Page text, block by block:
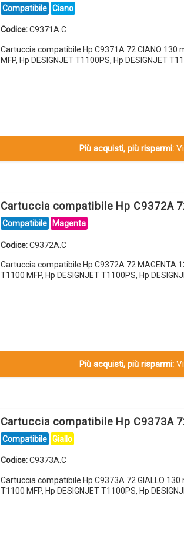
Compatibile Ciano
Codice:C9371A.C
Cartuccia compatibile Hp C9371A 72 CIANO 130
MFP, Hp DESIGNJET T1100PS, Hp DESIGNJET
Più acquisti, più risparmi:
Cartuccia compatibile Hp C9372A
Compatibile Magenta
Codice:C9372A.C
Cartuccia compatibile Hp C9372A 72 MAGENTA
T1100 MFP, Hp DESIGNJET T1100PS, Hp
Più acquisti, più risparmi:
Cartuccia compatibile Hp C9373A
Compatibile Giallo
Codice:C9373A.C
Cartuccia compatibile Hp C9373A 72 GIALLO 130
T1100 MFP, Hp DESIGNJET T1100PS, Hp